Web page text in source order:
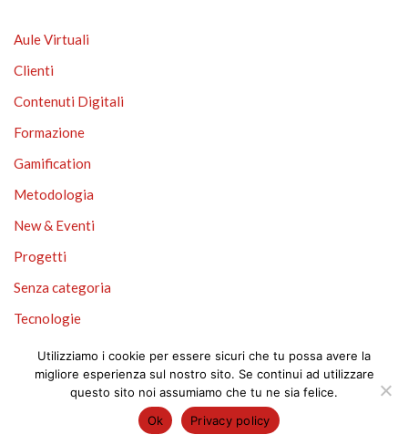
Aule Virtuali
Clienti
Contenuti Digitali
Formazione
Gamification
Metodologia
New & Eventi
Progetti
Senza categoria
Tecnologie
Tecnologie Didattiche
Utilizziamo i cookie per essere sicuri che tu possa avere la
migliore esperienza sul nostro sito. Se continui ad utilizzare
questo sito noi assumiamo che tu ne sia felice.
Ok
Privacy policy